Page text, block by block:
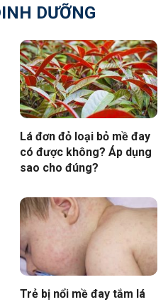
DƯỠNG
Lá đơn đỏ loại bỏ mề đay
có được không? Áp dụng
sao cho đúng?
Trẻ bị nổi mề đay tắm lá